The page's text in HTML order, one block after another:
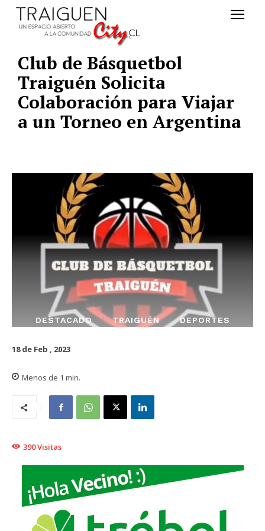
Club de Básquetbol
Traiguén Solicita
Colaboración para Viajar
a un Torneo en Argentina
DESTACADO TRAIGUÉN DEPORTES
18 de Feb , 2023
Menos de 1 min.
390Visitas